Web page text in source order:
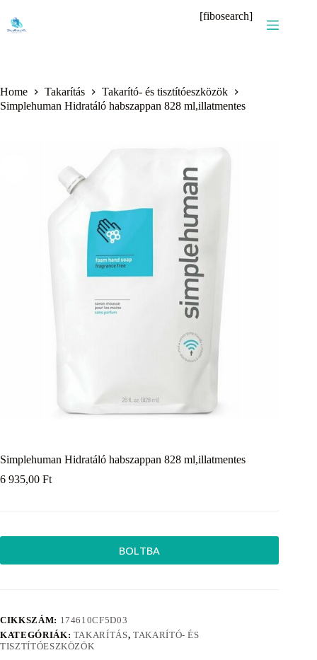
content
[fibosearch]
Home Takarítás
Takarító- és tisztítóeszközök
Simplehuman Hidratáló habszappan 828 ml,illatmentes
Simplehuman Hidratáló habszappan 828 ml,illatmentes
6 935,00 Ft
BOLTBA
CIKKSZÁM: 174610CF5D03
KATEGÓRIÁK: TAKARÍTÁS, TAKARÍTÓ- ÉS
TISZTÍTÓESZKÖZÖK